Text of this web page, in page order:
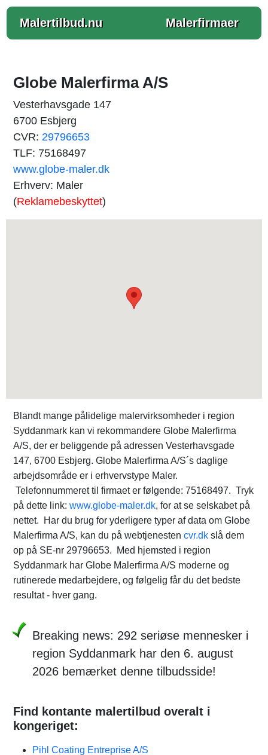
Malertilbud.nu Malerfirmaer
Globe Malerfirma A/S
Vesterhavsgade 147
6700 Esbjerg
CVR: 29796653
TLF: 75168497
www.globe-maler.dk
Erhverv: Maler
(Reklamebeskyttet)
Blandt mange pålidelige malervirksomheder i region
Syddanmark kan vi rekommandere Globe Malerfirma
A/S, der er beliggende på adressen Vesterhavsgade
147, 6700 Esbjerg. Globe Malerfirma A/S´s daglige
arbejdsområde er i erhvervstype Maler.
Telefonnummeret til firmaet er følgende: 75168497. Tryk
på dette link: www.globe-maler.dk, for at se selskabet på
nettet. Har du brug for yderligere typer af data om Globe
Malerfirma A/S, kan du på webtjenesten cvr.dk slå dem
op på SE-nr 29796653. Med hjemsted i region
Syddanmark har Globe Malerfirma A/S moderne og
rutinerede medarbejdere, og følgelig får du det bedste
resultat - hver gang.
Breaking news: 292 seriøse mennesker i
region Syddanmark har den 6. august
2026 bemærket denne tilbudsside!
Find kontante malertilbud overalt i
kongeriget:
Pihl Coating Entreprise A/S